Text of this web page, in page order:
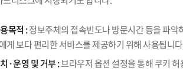
목적 :정보주체의 접속빈도나 방문시간 등을 파악
게 보다 편리한 서비스를 제공하기 위해 사용됩니
·운영 및 거부 :브라우저 옵션 설정을 통해 쿠키 허